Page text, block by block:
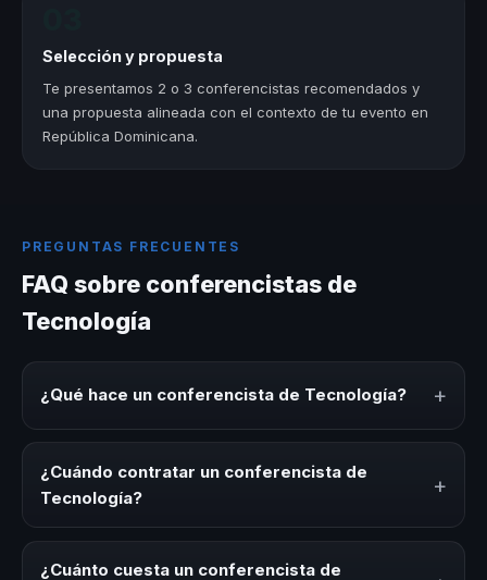
Selección y propuesta
Te presentamos 2 o 3 conferencistas recomendados y
una propuesta alineada con el contexto de tu evento en
República Dominicana.
PREGUNTAS FRECUENTES
FAQ sobre conferencistas de
Tecnología
¿Qué hace un conferencista de Tecnología? +
comparte conocimiento, estrategias y experiencias sobre
este tema en eventos corporativos, convenciones y
seminarios. Su objetivo es generar reflexión, inspiración y
herramientas aplicables para la audiencia.
¿Cuándo contratar un conferencista de
Tecnología?
+
kick-offs, convenciones anuales, programas de
¿Cuánto cuesta un conferencista de